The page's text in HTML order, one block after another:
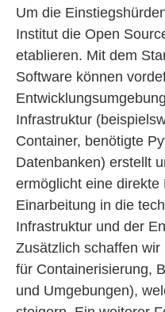
Um die
Institut die Open
etablieren. Mit dem
Software können
Infrastruktur
Container, benötigte
Datenbanken) erstellt
ermöglicht eine
Einarbeitung in die
Infrastruktur und der
Zusätzlich schaffen
für Containerisierung,
und Umgebungen),